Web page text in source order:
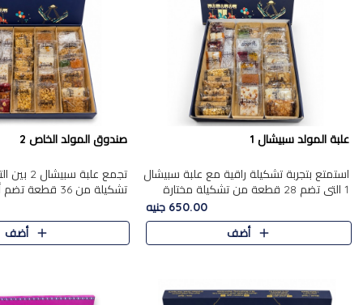
علبة المولد سبيشال 1
استمتع بتجربة تشكيلة راقية مع علبة سبيشال
1 التي تضم 28 قطعة من تشكيلة مختارة
بعناية من أفخر حلويات المولد المصرية
الأصلية الشرقية. تحتوي ال..
650.00 جنيه
أضف
صندوق المولد الخاص 2
تجمع علبة
المولد الشرقية. تحتوي
بالفول، والجزرية بالبن..
أضف